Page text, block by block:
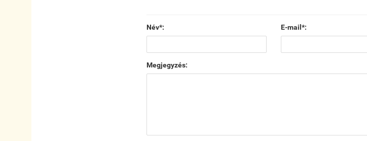
Név*: E-mail*:
Megjegyzés: